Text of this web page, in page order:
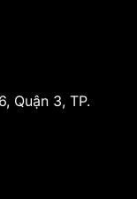
Quận 3, TP.